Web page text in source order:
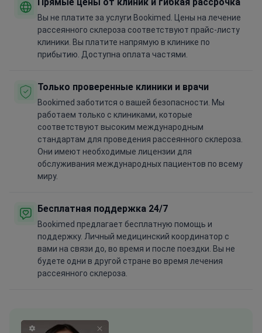
Вы не платите за услуги Bookimed. Цены на лечение
рассеянного склероза соответствуют прайс-листу
клиники. Вы платите напрямую в клинике по
прибытию. Доступна оплата частями.
Только проверенные клиники и врачи
Bookimed заботится о вашей безопасности. Мы
работаем только с клиниками, которые
соответствуют высоким международным
стандартам для проведения рассеянного склероза.
Они имеют необходимые лицензии для
обслуживания международных пациентов по всему
миру.
Бесплатная поддержка 24/7
Bookimed предлагает бесплатную помощь и
поддержку. Личный медицинский координатор с
вами на связи до, во время и после поездки. Вы не
будете одни в другой стране во время лечения
рассеянного склероза.